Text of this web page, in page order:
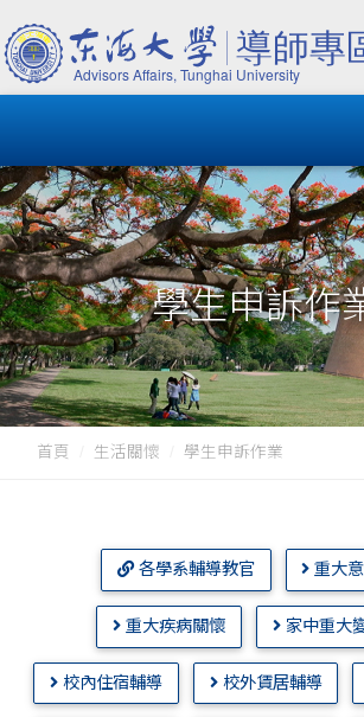
學生申訴作
首頁 生活關懷 學生申訴作業
各學系輔導教官 重大
重大疾病關懷 家中重大
校內住宿輔導 校外賃居輔導